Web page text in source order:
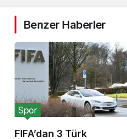
Benzer Haberler
FIFA’dan 3 Türk
Spor